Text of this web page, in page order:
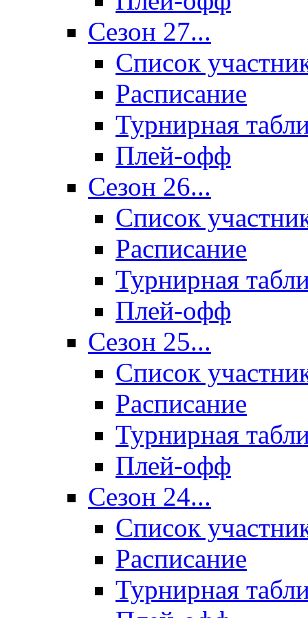
Сезон 27...
Список
Расписание
Турнирная
Плей-офф
Сезон 26...
Список
Расписание
Турнирная
Плей-офф
Сезон 25...
Список
Расписание
Турнирная
Плей-офф
Сезон 24...
Список
Расписание
Турнирная